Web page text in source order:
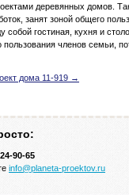
деревянных домов.
занят зоной общего
собой гостиная, кухня и
пользования членов семьи,
дома 11-919 →
90-65
info@planeta-proektov.ru